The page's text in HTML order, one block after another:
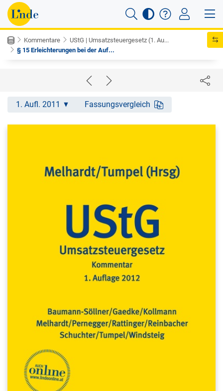
Kommentare
UStG | Umsatzsteuergesetz (1. Au...
§ 15 Erleichterungen bei der Auf...
1. Aufl. 2011 Fassungsvergleich